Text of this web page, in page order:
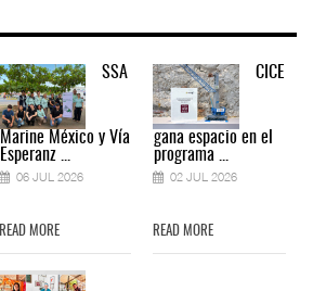
SSA
Marine México y Vía
Esperanz ...
06 JUL 2026
READ MORE
CICE
gana espacio en el
programa ...
02 JUL 2026
READ MORE